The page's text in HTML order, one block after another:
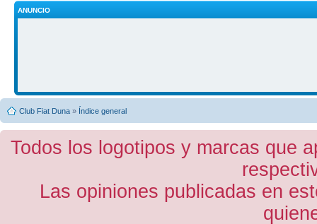
ANUNCIO
Club Fiat Duna » Índice general
Todos los logotipos y marcas que
Las opiniones publicadas en